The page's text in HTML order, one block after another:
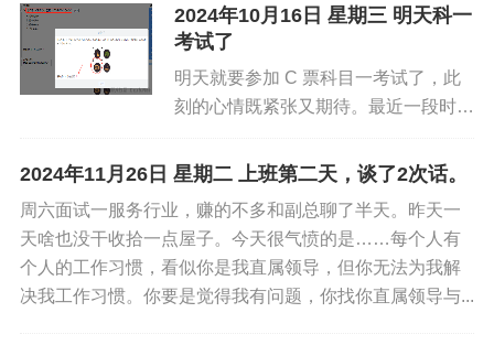
2024年10月16日 星期三 明天科一
考试了
明天就要参加 C 票科目一考试了，此
刻的心情既紧张又期待。最近一段时
力。每天都认真学习驾校发放的教材，
一遍又一遍地在脑海中反复记忆。还...
2024年11月26日 星期二 上班第二天，谈了2次话。
周六面试一服务行业，赚的不多和副总聊了半天。昨天一
天啥也没干收拾一点屋子。今天很气愤的是……每个人有
个人的工作习惯，看似你是我直属领导，但你无法为我解
决我工作习惯。你要是觉得我有问题，你找你直属领导与...